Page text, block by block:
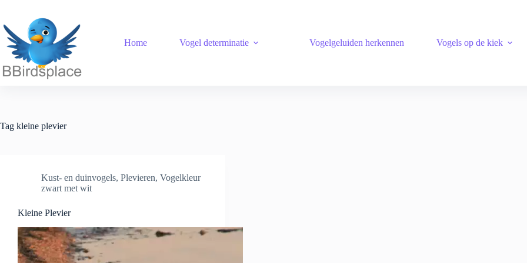
de
inhoud
Home Vogel determinatie Vogelgeluiden herkennen Vogels op de kiek
Tag kleine plevier
Kust- en duinvogels, Plevieren, Vogelkleur
zwart met wit
Kleine Plevier